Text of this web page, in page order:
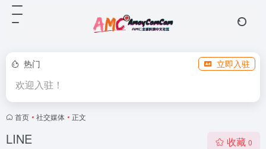
热门 立即入驻
欢迎入驻！
首页 • 社交媒体 • 正文
LINE 收藏 0